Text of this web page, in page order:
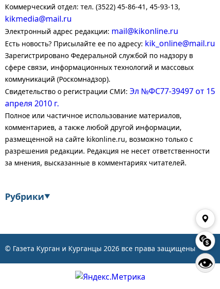
👁
Коммерческий отдел: тел. (3522) 45-86-41, 45-93-13,
kikmedia@mail.ru
Электронный адрес редакции: mail@kikonline.ru
Есть новость? Присылайте ее по адресу: kik_online@mail.ru
Зарегистрировано Федеральной службой по надзору в
сфере связи, информационных технологий и массовых
коммуникаций (Роскомнадзор).
Свидетельство о регистрации СМИ: Эл №ФС77-39497 от 15
апреля 2010 г.
Полное или частичное использование материалов,
комментариев, а также любой другой информации,
размещенной на сайте kikonline.ru, возможно только с
разрешения редакции. Редакция не несет ответственности
за мнения, высказанные в комментариях читателей.
Рубрики▼
События
© Газета Курган и Курганцы 2026 все права защищены